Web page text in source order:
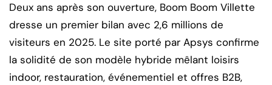
Deux ans après son ouverture, Boom Boom Villette
dresse un premier bilan avec 2,6 millions de
visiteurs en 2025. Le site porté par Apsys confirme
la solidité de son modèle hybride mêlant loisirs
indoor, restauration, événementiel et offres B2B,